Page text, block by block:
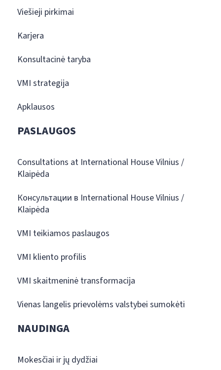
Viešieji pirkimai
Karjera
Konsultacinė taryba
VMI strategija
Apklausos
PASLAUGOS
Consultations at International House Vilnius /
Klaipėda
Консультации в International House Vilnius /
Klaipėda
VMI teikiamos paslaugos
VMI kliento profilis
VMI skaitmeninė transformacija
Vienas langelis prievolėms valstybei sumokėti
NAUDINGA
Mokesčiai ir jų dydžiai